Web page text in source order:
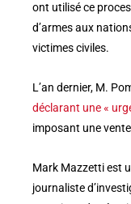
ont utilisé ce
d’armes aux
victimes civiles.
L’an dernier, M.
déclarant une «
imposant une
Mark Mazzetti est
journaliste